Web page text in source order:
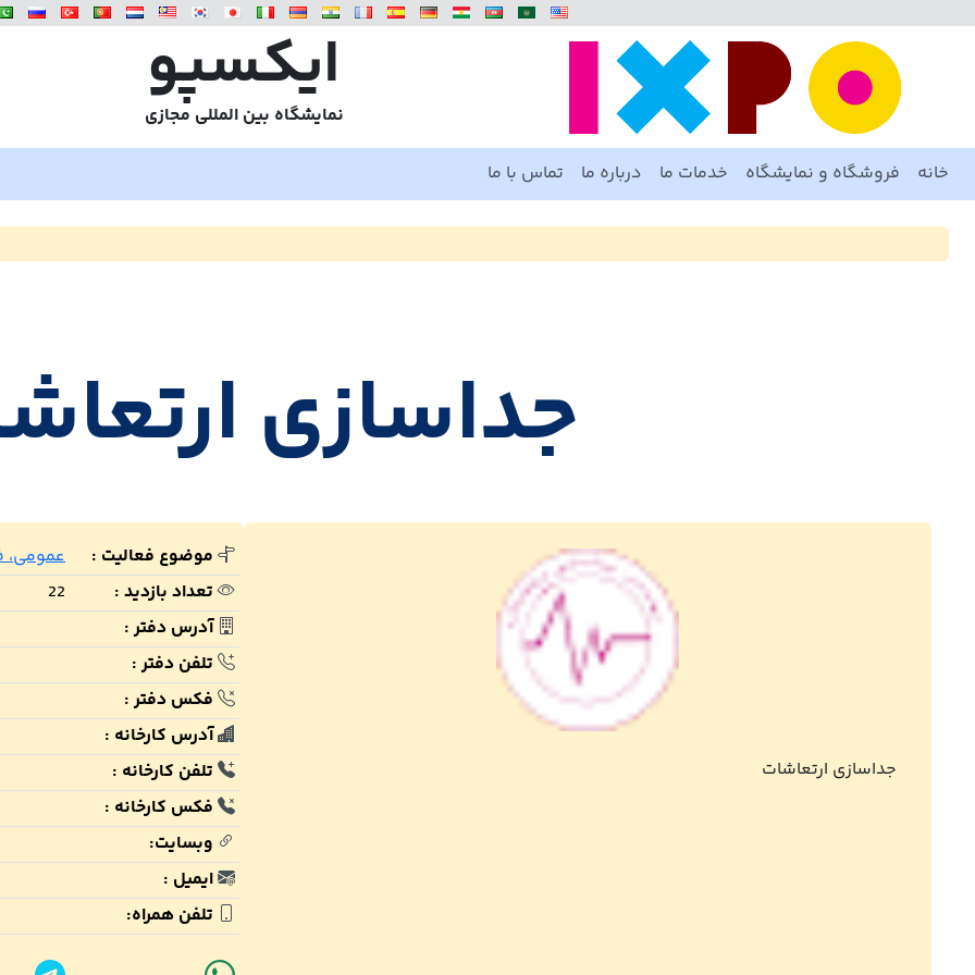
ایکسپو
نمایشگاه بین المللی مجازی
خانه فروشگاه و نمایشگاه خدمات ما درباره ما تماس با ما
جداسازی
جداسازی ارتعاشات
موضوع فعالیت :
عمومی،
تعداد بازدید :
22
آدرس دفتر :
تلفن دفتر :
فکس دفتر :
آدرس کارخانه :
تلفن کارخانه :
فکس کارخانه :
وبسایت:
ایمیل :
تلفن همراه: